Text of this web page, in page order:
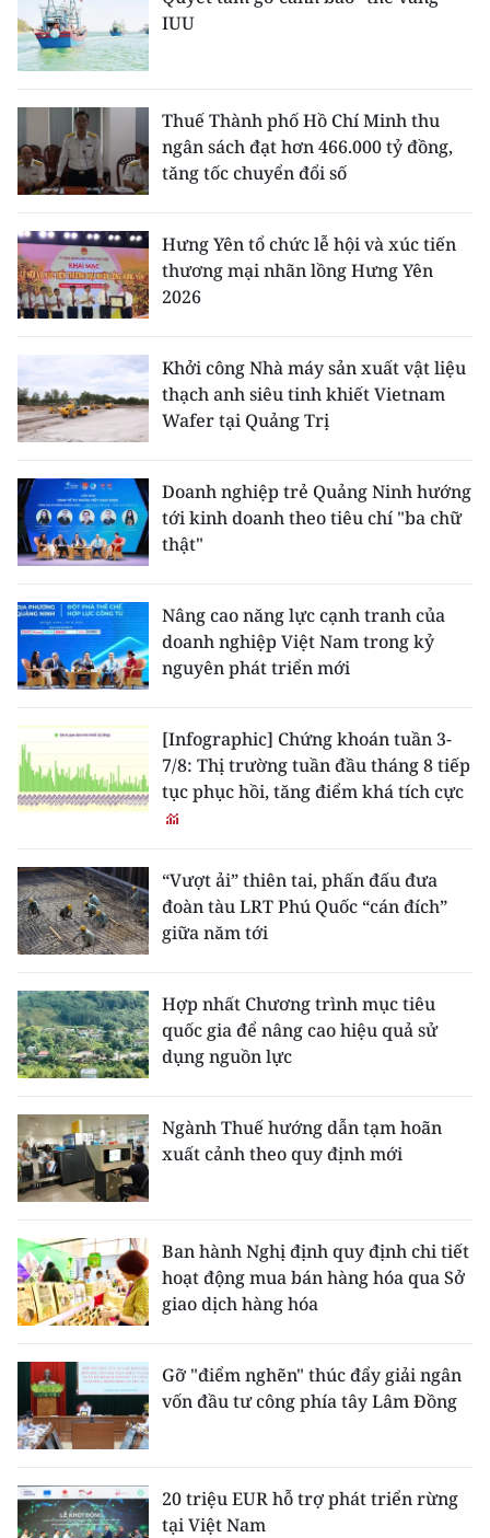
IUU
Thuế Thành phố Hồ Chí Minh thu
ngân sách đạt hơn 466.000 tỷ đồng,
tăng tốc chuyển đổi số
Hưng Yên tổ chức lễ hội và xúc tiến
thương mại nhãn lồng Hưng Yên
2026
Khởi công Nhà máy sản xuất vật liệu
thạch anh siêu tinh khiết Vietnam
Wafer tại Quảng Trị
Doanh nghiệp trẻ Quảng Ninh hướng
tới kinh doanh theo tiêu chí "ba chữ
thật"
Nâng cao năng lực cạnh tranh của
doanh nghiệp Việt Nam trong kỷ
nguyên phát triển mới
[Infographic] Chứng khoán tuần 3-
7/8: Thị trường tuần đầu tháng 8 tiếp
tục phục hồi, tăng điểm khá tích cực
“Vượt ải” thiên tai, phấn đấu đưa
đoàn tàu LRT Phú Quốc “cán đích”
giữa năm tới
Hợp nhất Chương trình mục tiêu
quốc gia để nâng cao hiệu quả sử
dụng nguồn lực
Ngành Thuế hướng dẫn tạm hoãn
xuất cảnh theo quy định mới
Ban hành Nghị định quy định chi tiết
hoạt động mua bán hàng hóa qua Sở
giao dịch hàng hóa
Gỡ "điểm nghẽn" thúc đẩy giải ngân
vốn đầu tư công phía tây Lâm Đồng
20 triệu EUR hỗ trợ phát triển rừng
tại Việt Nam